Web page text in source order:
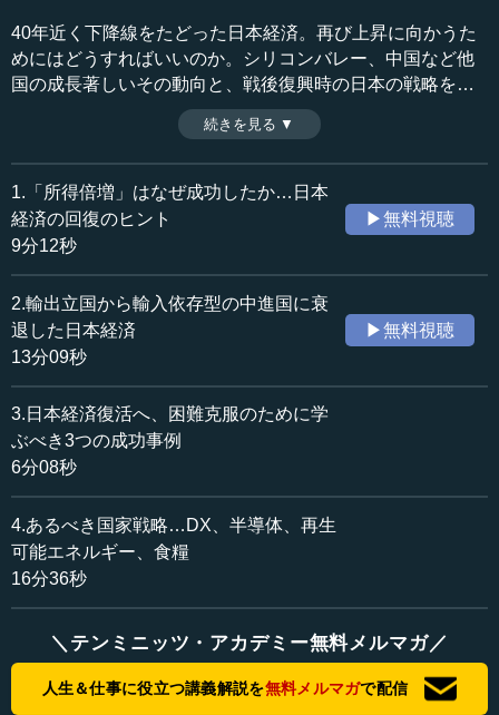
40年近く下降線をたどった日本経済。再び上昇に向かうた
めにはどうすればいいのか。シリコンバレー、中国など他
国の成長著しいその動向と、戦後復興時の日本の戦略を参
照し、復活への一手を構想する。（全4話中第3話）
収録日：2022年7月7日
追加日：2022年11月3日
カテゴリー：
政治
政策
≪全文≫
●参照すべきはシリコンバレー、中国、戦後日本
1980年代末以降の企業の守旧体質について、バブル崩壊の
中で積極政策が取れなくなりました。そして官民の戦略産
業という考え方が消えてしまいました。これは、アメリカ
に叩かれたこともあるのですが、その上、高齢化と出生率
の低下で財政赤字が伸びたことで、日本経済が長期的な衰
退に陥ったのです。その結果、日本は輸出立国ではなくな
り、輸入依存の中進国で、富がどんどん流出し貧困化が進
みました。
長い間続いたこの衰退傾向を逆転させて、新たな発展に
つなげることは可能でしょうか。われわれがみんなで考え
なければいけません。そのために、参考にすべき例がある
続きを見る ▼
1.「所得倍増」はなぜ成功したか…日本
経済の回復のヒント
9分12秒
▶無料視聴
2.輸出立国から輸入依存型の中進国に衰
退した日本経済
13分09秒
▶無料視聴
3.日本経済復活へ、困難克服のために学
ぶべき3つの成功事例
6分08秒
4.あるべき国家戦略…DX、半導体、再生
可能エネルギー、食糧
16分36秒
＼テンミニッツ・アカデミー無料メルマガ／
人生＆仕事に役立つ講義解説を無料メルマガで配信